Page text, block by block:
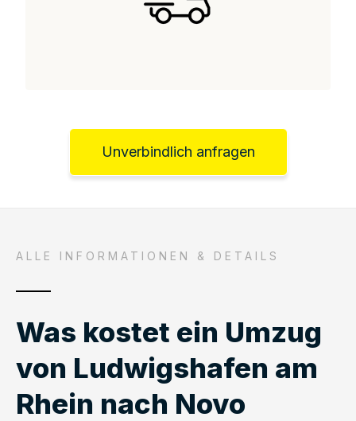
Unverbindlich anfragen
ALLE INFORMATIONEN & DETAILS
Was kostet ein Umzug
von Ludwigshafen am
Rhein nach Novo